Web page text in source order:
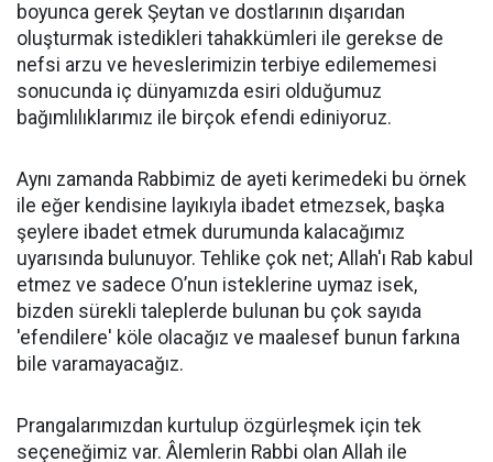
boyunca gerek Şeytan ve dostlarının dışarıdan
oluşturmak istedikleri tahakkümleri ile gerekse de
nefsi arzu ve heveslerimizin terbiye edilememesi
sonucunda iç dünyamızda esiri olduğumuz
bağımlılıklarımız ile birçok efendi ediniyoruz.
Aynı zamanda Rabbimiz de ayeti kerimedeki bu örnek
ile eğer kendisine layıkıyla ibadet etmezsek, başka
şeylere ibadet etmek durumunda kalacağımız
uyarısında bulunuyor. Tehlike çok net; Allah'ı Rab kabul
etmez ve sadece O’nun isteklerine uymaz isek,
bizden sürekli taleplerde bulunan bu çok sayıda
'efendilere' köle olacağız ve maalesef bunun farkına
bile varamayacağız.
Prangalarımızdan kurtulup özgürleşmek için tek
seçeneğimiz var. Âlemlerin Rabbi olan Allah ile